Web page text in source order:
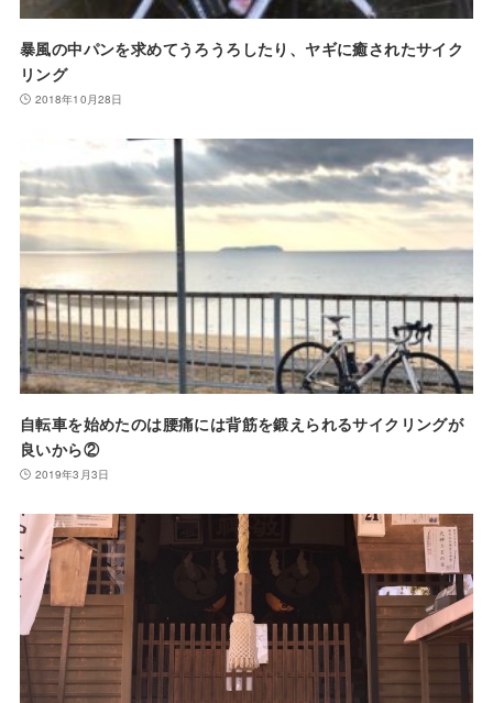
暴風の中パンを求めてうろうろしたり、ヤギに癒されたサイク
リング
2018年10月28日
自転車を始めたのは腰痛には背筋を鍛えられるサイクリングが
良いから②
2019年3月3日